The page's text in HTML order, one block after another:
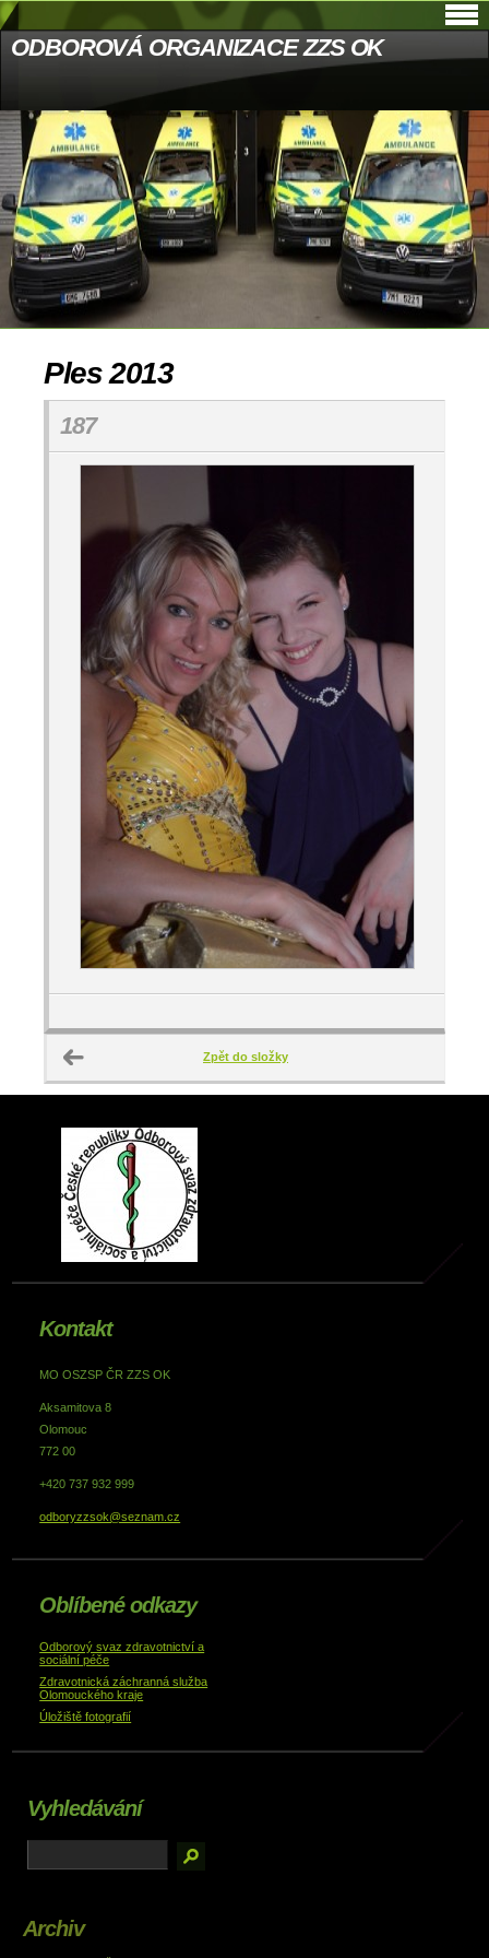
ODBOROVÁ ORGANIZACE ZZS OK
Ples 2013
187
Zpět do složky
Kontakt
MO OSZSP ČR ZZS OK
Aksamitova 8
Olomouc
772 00
+420 737 932 999
odboryzzsok@seznam.cz
Oblíbené odkazy
Odborový svaz zdravotnictví a
sociální péče
Zdravotnická záchranná služba
Olomouckého kraje
Úložiště fotografií
Vyhledávání
Archiv